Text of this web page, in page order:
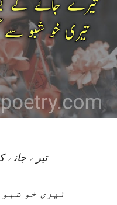
تیرے جانے کے بعد بھی میں نے
تیری خو شبو